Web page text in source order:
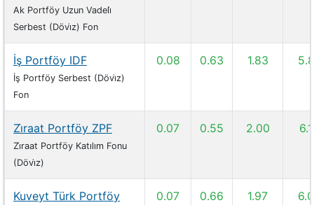
Ak Portföy Uzun Vadeli̇
Serbest (Dövi̇z) Fon
İş Portföy IDF
İş Portföy Serbest (Dövi̇z)
Fon
0.08 0.63 1.83
Zi̇raat Portföy ZPF
Zi̇raat Portföy Katılım Fonu
(Dövi̇z)
0.07 0.55 2.00
Kuveyt Türk Portföy
0.07 0.66 1.97